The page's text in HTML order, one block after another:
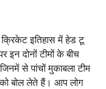
क्रिकेट इतिहास में हेड टू
इन दोनों टीमों के बीच
से पांचों मुकाबला टीम
बोल लेते हैं। आप लोग